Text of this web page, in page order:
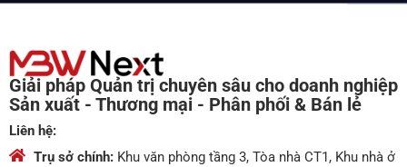
Giải pháp Quản trị chuyên sâu cho doanh nghiệp
Sản xuất - Thương mại - Phân phối & Bán lẻ
Liên hệ:
Trụ sở chính: Khu văn phòng tầng 3, Tòa nhà CT1, Khu nhà ở